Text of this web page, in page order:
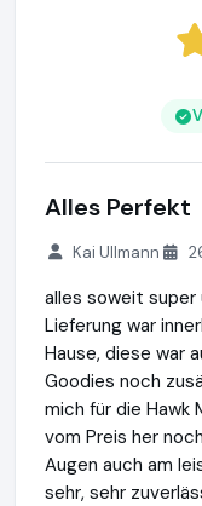
Alles Perfekt
Kai Ullmann
alles soweit super
Lieferung war
Hause, diese war
Goodies noch
mich für die Hawk
vom Preis her
Augen auch am
sehr, sehr